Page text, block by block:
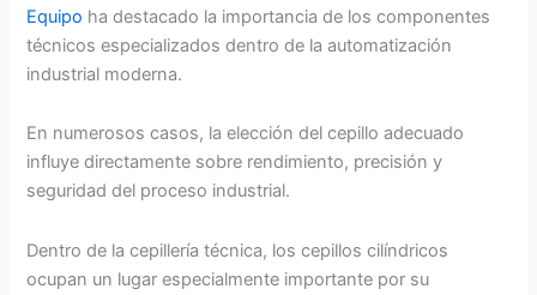
Equipo ha destacado la importancia de los componentes
técnicos especializados dentro de la automatización
industrial moderna.
En numerosos casos, la elección del cepillo adecuado
influye directamente sobre rendimiento, precisión y
seguridad del proceso industrial.
Dentro de la cepillería técnica, los cepillos cilíndricos
ocupan un lugar especialmente importante por su